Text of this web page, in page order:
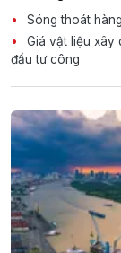
Sóng thoát
Giá vật liệu xây
đầu tư công